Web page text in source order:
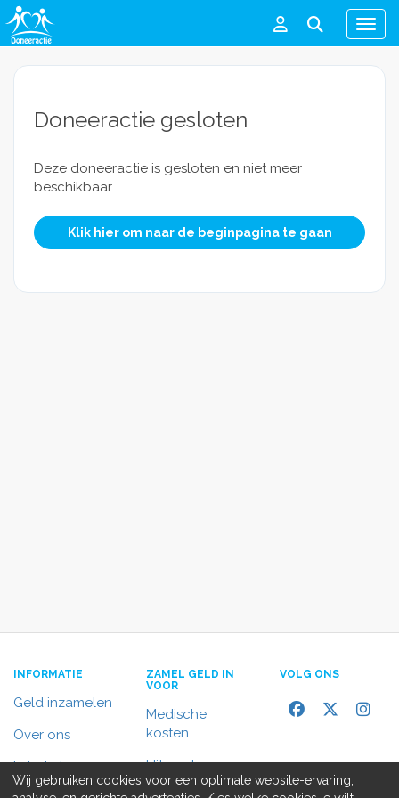
Menu
Doneeractie gesloten
Deze doneeractie is gesloten en niet meer
beschikbaar.
Klik hier om naar de beginpagina te gaan
INFORMATIE
Geld inzamelen
Over ons
In het nieuws
ZAMEL GELD IN
VOOR
Medische
kosten
Uitvaart
VOLG ONS
Wij gebruiken cookies voor een optimale website-ervaring,